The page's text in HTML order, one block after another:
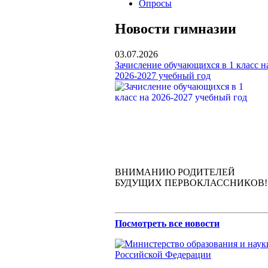
Опросы
Новости гимназии
03.07.2026
Зачисление обучающихся в 1 класс
2026-2027 учебный год
ВНИМАНИЮ РОДИТЕЛЕЙ
БУДУЩИХ ПЕРВОКЛАССНИКОВ!
Посмотреть все новости